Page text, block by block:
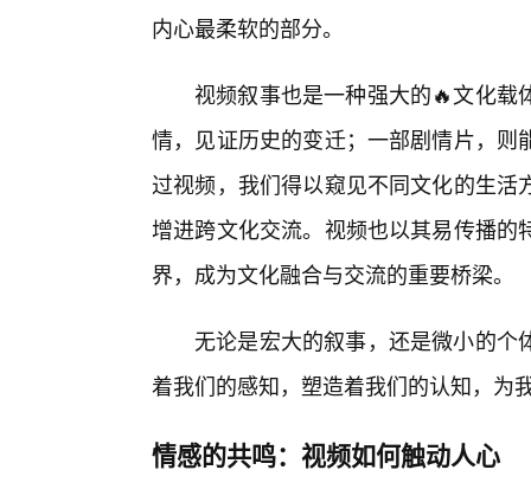
内心最柔软的部分。
视频叙事也是一种强大的🔥文化
情，见证历史的变迁；一部剧情片，
过视频，我们得以窥见不同文化的生
增进跨文化交流。视频也以其易传播
界，成为文化融合与交流的重要桥梁。
无论是宏大的叙事，还是微小的
着我们的感知，塑造着我们的认知，为
情感的共鸣：视频如何触动人心